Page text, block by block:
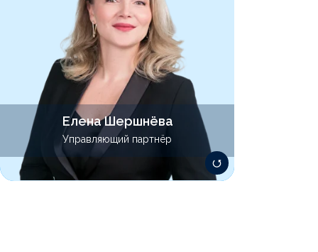
+7 905 763-50-07
shershneva@lawsolver.ru
трудового права. Участвует в проектах по
проведению юридических предпродажных
проверок, а также в проектах
реструктуризации бизнеса. Имеет опыт в
подготовке сделок в области М&A. Также
сопровождает проекты в сфере
медицинского права и телемедицины.
Управляющий партнёр
Елена Шершнёва